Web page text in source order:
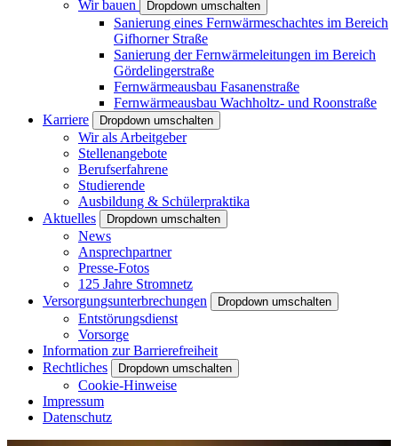
Wir bauen Dropdown umschalten
Sanierung eines Fernwärmeschachtes im Bereich
Gifhorner Straße
Sanierung der Fernwärmeleitungen im Bereich
Gördelingerstraße
Fernwärmeausbau Fasanenstraße
Fernwärmeausbau Wachholtz- und Roonstraße
Karriere
Dropdown umschalten
Wir als Arbeitgeber
Stellenangebote
Berufserfahrene
Studierende
Ausbildung & Schülerpraktika
Aktuelles
Dropdown umschalten
News
Ansprechpartner
Presse-Fotos
125 Jahre Stromnetz
Versorgungsunterbrechungen
Dropdown umschalten
Entstörungsdienst
Vorsorge
Information zur Barrierefreiheit
Rechtliches
Dropdown umschalten
Cookie-Hinweise
Impressum
Datenschutz